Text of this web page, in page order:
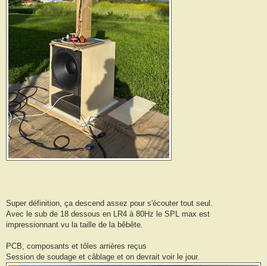
Super définition, ça descend assez pour s'écouter tout seul.
Avec le sub de 18 dessous en LR4 à 80Hz le SPL max est
impressionnant vu la taille de la bêbête.
PCB, composants et tôles arrières reçus
Session de soudage et câblage et on devrait voir le jour.